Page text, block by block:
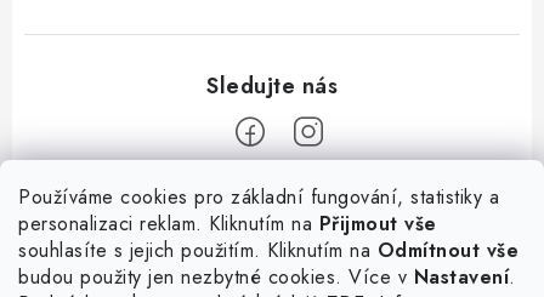
Používáme cookies pro základní fungování, statistiky a
personalizaci reklam. Kliknutím na Přijmout vše
souhlasíte s jejich použitím. Kliknutím na Odmítnout vše
budou použity jen nezbytné cookies. Více v Nastavení.
Informace